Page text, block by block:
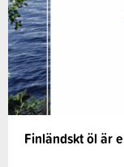
Finländskt öl är